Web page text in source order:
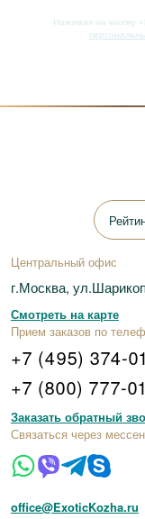
Нажимая на кнопку
Центральный офис
г.Москва,
Смотреть на карте
Прием заказов по
+7 (495) 374-
+7 (800) 777-
Заказать обратный
Связаться через
office@ExoticKozha.ru